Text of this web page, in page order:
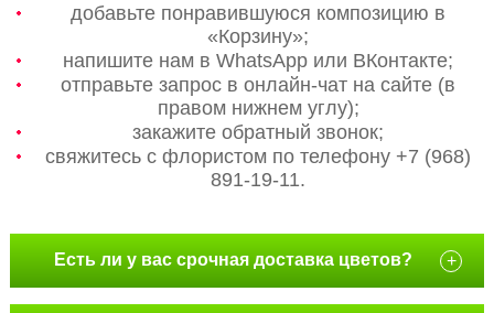
добавьте понравившуюся композицию в
«Корзину»;
напишите нам в WhatsApp или ВКонтакте;
отправьте запрос в онлайн-чат на сайте (в
правом нижнем углу);
закажите обратный звонок;
свяжитесь с флористом по телефону +7 (968)
891-19-11.
Есть ли у вас срочная доставка цветов? +